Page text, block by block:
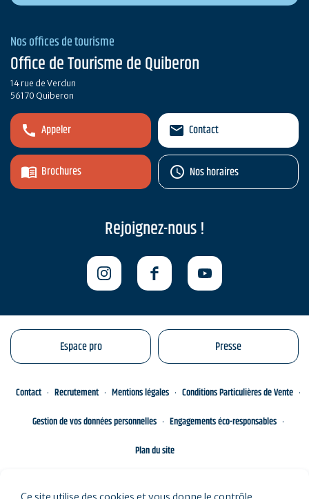
Nos offices de tourisme
Office de Tourisme de Quiberon
14 rue de Verdun
56170 Quiberon
Appeler
Brochures
Contact
Nos horaires
Rejoignez-nous !
Espace pro Presse
Contact Recrutement Mentions légales
Conditions Particulières de Vente
Gestion de vos données personnelles
Engagements éco-responsables
Plan du site